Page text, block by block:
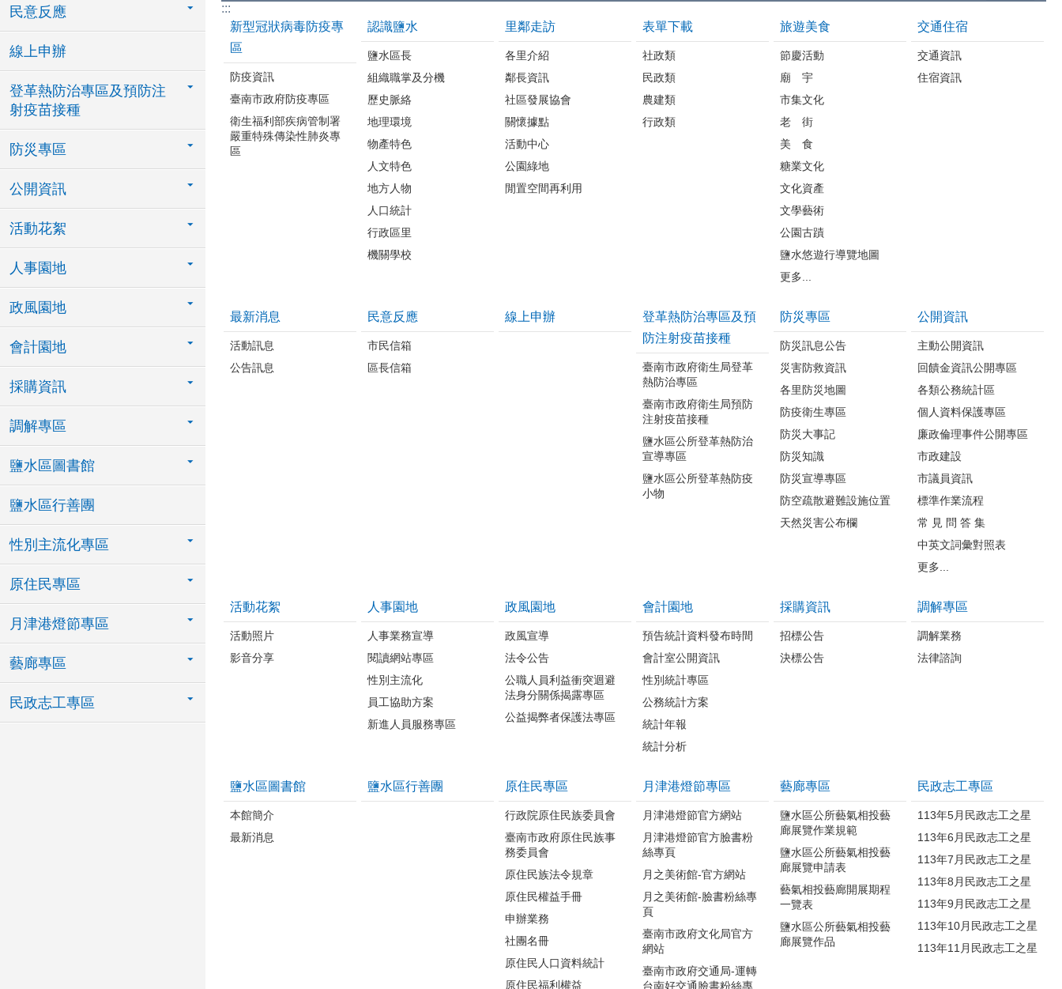
民意反應
線上申辦
登革熱防治專區及預防注
射疫苗接種
防災專區
公開資訊
活動花絮
人事園地
政風園地
會計園地
採購資訊
調解專區
鹽水區圖書館
鹽水區行善團
性別主流化專區
原住民專區
月津港燈節專區
藝廊專區
民政志工專區
:::
新型冠狀病毒防疫專
區
防疫資訊
臺南市政府防疫專區
衛生福利部疾病管制署
嚴重特殊傳染性肺炎專
區
認識鹽水
鹽水區長
組織職掌及分機
歷史脈絡
地理環境
物產特色
人文特色
地方人物
人口統計
行政區里
機關學校
里鄰走訪
各里介紹
鄰長資訊
社區發展協會
關懷據點
活動中心
公園綠地
閒置空間再利用
表單下載
社政類
民政類
農建類
行政類
旅遊美食
節慶活動
廟 宇
市集文化
老 街
美 食
糖業文化
文化資產
文學藝術
公園古蹟
鹽水悠遊行導覽地圖
更多...
交通住宿
交通資訊
住宿資訊
最新消息
活動訊息
公告訊息
民意反應
市民信箱
區長信箱
線上申辦
登革熱防治專區及預
防注射疫苗接種
臺南市政府衛生局登革
熱防治專區
臺南市政府衛生局預防
注射疫苗接種
鹽水區公所登革熱防治
宣導專區
鹽水區公所登革熱防疫
小物
防災專區
防災訊息公告
災害防救資訊
各里防災地圖
防疫衛生專區
防災大事記
防災知識
防災宣導專區
防空疏散避難設施位置
天然災害公布欄
公開資訊
主動公開資訊
回饋金資訊公開專區
各類公務統計區
個人資料保護專區
廉政倫理事件公開專區
市政建設
市議員資訊
標準作業流程
常 見 問 答 集
中英文詞彙對照表
更多...
活動花絮
活動照片
影音分享
人事園地
人事業務宣導
閱讀網站專區
性別主流化
員工協助方案
新進人員服務專區
政風園地
政風宣導
法令公告
公職人員利益衝突迴避
法身分關係揭露專區
公益揭弊者保護法專區
會計園地
預告統計資料發布時間
會計室公開資訊
性別統計專區
公務統計方案
統計年報
統計分析
採購資訊
招標公告
決標公告
調解專區
調解業務
法律諮詢
鹽水區圖書館
本館簡介
最新消息
鹽水區行善團 原住民專區
行政院原住民族委員會
臺南市政府原住民族事
務委員會
原住民族法令規章
原住民權益手冊
申辦業務
社團名冊
原住民人口資料統計
原住民福利權益
月津港燈節專區
月津港燈節官方網站
月津港燈節官方臉書粉
絲專頁
月之美術館-官方網站
月之美術館-臉書粉絲專
頁
臺南市政府文化局官方
網站
臺南市政府交通局-運轉
台南好交通臉書粉絲專
藝廊專區
鹽水區公所藝氣相投藝
廊展覽作業規範
鹽水區公所藝氣相投藝
廊展覽申請表
藝氣相投藝廊開展期程
一覽表
鹽水區公所藝氣相投藝
廊展覽作品
民政志工專區
113年5月民政志工之星
113年6月民政志工之星
113年7月民政志工之星
113年8月民政志工之星
113年9月民政志工之星
113年10月民政志工之星
113年11月民政志工之星